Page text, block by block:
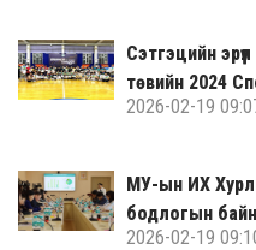
Сэтгэцийн
төвийн 2024
2026-02-19
МУ-ын ИХ
бодлогын
2026-02-19